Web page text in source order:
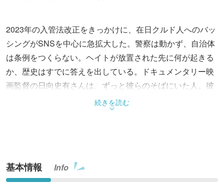
2023年の入管法改正をきっかけに、在日クルド人へのバッ
シングがSNSを中心に急拡大した。警察は動かず、自治体
は条例をつくらない。ヘイトが放置された先に何が起きる
か、歴史はすでに答えを出している。ドキュメンタリー映
画監督の日向史有さんは、ずっと彼らのそばにいた人。彼
らの声を、長年カメラで記録してきた。この夜は、2本の
映像を観て、日向さんと話す。「知る」は、「共に生き
続きを読む
基本情報 Info